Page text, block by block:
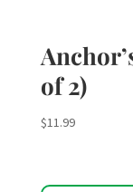
of 2)
$11.99